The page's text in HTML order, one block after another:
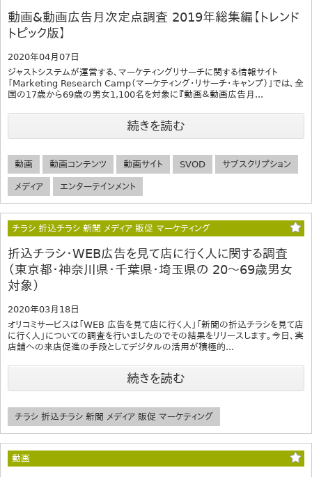
動画&動画広告月次定点調査 2019年総集編【トレンド
トピック版】
2020年04月07日
ジャストシステムが運営する、マーケティングリサーチに関する情報サイト
「Marketing Research Camp（マーケティング・リサーチ・キャンプ）」では、全
国の17歳から69歳の男女1,100名を対象に『動画＆動画広告月...
続きを読む
動画 動画コンテンツ 動画サイト SVOD サブスクリプション
メディア エンターテインメント
チラシ 折込チラシ 新聞 メディア 販促 マーケティング
折込チラシ・WEB広告を見て店に行く人に関する調査
（東京都・神奈川県・千葉県・埼玉県の 20～69歳男女
対象）
2020年03月18日
オリコミサービスは「WEB 広告を見て店に行く人」「新聞の折込チラシを見て店
に行く人」についての調査を行いましたのでその結果をリリースします。今日、実
店舗への来店促進の手段としてデジタルの活用が積極的...
続きを読む
チラシ 折込チラシ 新聞 メディア 販促 マーケティング
動画